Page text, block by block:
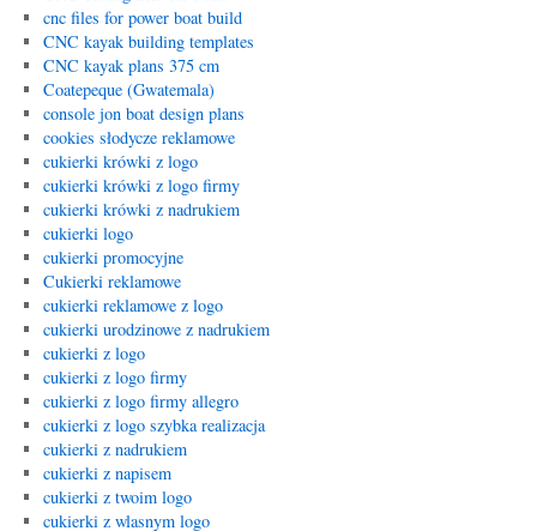
cnc files for power boat build
CNC kayak building templates
CNC kayak plans 375 cm
Coatepeque (Gwatemala)
console jon boat design plans
cookies słodycze reklamowe
cukierki krówki z logo
cukierki krówki z logo firmy
cukierki krówki z nadrukiem
cukierki logo
cukierki promocyjne
Cukierki reklamowe
cukierki reklamowe z logo
cukierki urodzinowe z nadrukiem
cukierki z logo
cukierki z logo firmy
cukierki z logo firmy allegro
cukierki z logo szybka realizacja
cukierki z nadrukiem
cukierki z napisem
cukierki z twoim logo
cukierki z wlasnym logo